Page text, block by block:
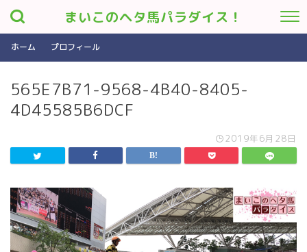
まいこのヘタ馬パラダイス！
ホーム プロフィール
565E7B71-9568-4B40-8405-
4D45585B6DCF
2019年6月28日